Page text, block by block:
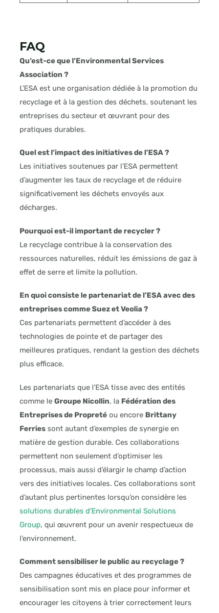
FAQ
Qu’est-ce que l’Environmental Services
Association ?
L’ESA est une organisation dédiée à la promotion du
recyclage et à la gestion des déchets, soutenant les
entreprises du secteur et œuvrant pour des
pratiques durables.
Quel est l’impact des initiatives de l’ESA ?
Les initiatives soutenues par l’ESA permettent
d’augmenter les taux de recyclage et de réduire
significativement les déchets envoyés aux
décharges.
Pourquoi est-il important de recycler ?
Le recyclage contribue à la conservation des
ressources naturelles, réduit les émissions de gaz à
effet de serre et limite la pollution.
En quoi consiste le partenariat de l’ESA avec des
entreprises comme Suez et Veolia ?
Ces partenariats permettent d’accéder à des
technologies de pointe et de partager des
meilleures pratiques, rendant la gestion des déchets
plus efficace.
Les partenariats que l’ESA tisse avec des entités
comme le Groupe Nicollin, la Fédération des
Entreprises de Propreté ou encore Brittany
Ferries sont autant d’exemples de synergie en
matière de gestion durable. Ces collaborations
permettent non seulement d’optimiser les
processus, mais aussi d’élargir le champ d’action
vers des initiatives locales. Ces collaborations sont
d’autant plus pertinentes lorsqu’on considère les
solutions durables d’Environmental Solutions
Group, qui œuvrent pour un avenir respectueux de
l’environnement.
Comment sensibiliser le public au recyclage ?
Des campagnes éducatives et des programmes de
sensibilisation sont mis en place pour informer et
encourager les citoyens à trier correctement leurs